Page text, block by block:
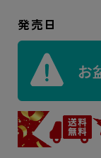
発売日